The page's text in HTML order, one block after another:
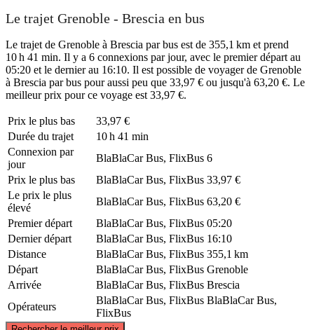
Le trajet Grenoble - Brescia en bus
Le trajet de Grenoble à Brescia par bus est de 355,1 km et prend
10 h 41 min. Il y a 6 connexions par jour, avec le premier départ au
05:20 et le dernier au 16:10. Il est possible de voyager de Grenoble
à Brescia par bus pour aussi peu que 33,97 € ou jusqu'à 63,20 €. Le
meilleur prix pour ce voyage est 33,97 €.
Prix ​​le plus bas
33,97 €
Durée du trajet
10 h 41 min
Connexion par
jour
BlaBlaCar Bus, FlixBus 6
Prix ​​le plus bas
BlaBlaCar Bus, FlixBus 33,97 €
Le prix le plus
élevé
BlaBlaCar Bus, FlixBus 63,20 €
Premier départ
BlaBlaCar Bus, FlixBus 05:20
Dernier départ
BlaBlaCar Bus, FlixBus 16:10
Distance
BlaBlaCar Bus, FlixBus 355,1 km
Départ
BlaBlaCar Bus, FlixBus Grenoble
Arrivée
BlaBlaCar Bus, FlixBus Brescia
Opérateurs
BlaBlaCar Bus, FlixBus BlaBlaCar Bus,
FlixBus